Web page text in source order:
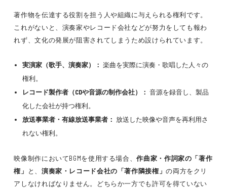
著作物を伝達する役割を担う人や組織に与えられる権利です。
これがないと、演奏家やレコード会社などが努力をしても報わ
れず、文化の発展が阻害されてしまうため設けられています。
実演家（歌手、演奏家）： 楽曲を実際に演奏・歌唱した人々の
権利。
レコード製作者（CDや音源の制作会社）： 音源を録音し、製品
化した会社が持つ権利。
放送事業者・有線放送事業者： 放送した映像や音声を再利用さ
れない権利。
映像制作においてBGMを使用する場合、作曲家・作詞家の「著作
権」
と、 演奏家・レコード会社の「著作隣接権」の両方をクリ
アしなければなりません。どちらか一方でも許可を得ていない